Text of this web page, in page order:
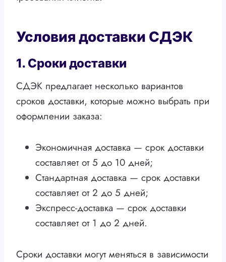
Условия доставки СДЭК
1. Сроки доставки
СДЭК предлагает несколько вариантов
сроков доставки, которые можно выбрать при
оформлении заказа:
Экономичная доставка — срок доставки
составляет от 5 до 10 дней;
Стандартная доставка — срок доставки
составляет от 2 до 5 дней;
Экспресс-доставка — срок доставки
составляет от 1 до 2 дней.
Сроки доставки могут меняться в зависимости